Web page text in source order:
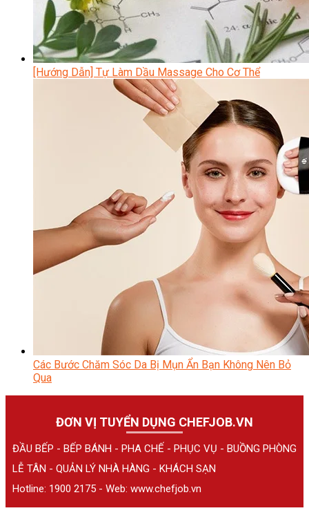
[Hướng Dẫn] Tự Làm Dầu Massage Cho Cơ Thể
Các Bước Chăm Sóc Da Bị Mụn Ẩn Bạn Không Nên Bỏ
Qua
ĐƠN VỊ TUYỂN DỤNG CHEFJOB.VN
ĐẦU BẾP - BẾP BÁNH - PHA CHẾ - PHỤC VỤ - BUỒNG PHÒNG
LỄ TÂN - QUẢN LÝ NHÀ HÀNG - KHÁCH SẠN
Hotline: 1900 2175 - Web: www.chefjob.vn